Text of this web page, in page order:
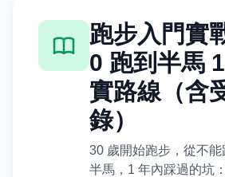
跑步入門實
0 跑到半馬
實路線（含
錄）
30 歲開始跑步，從不
半馬，1 年內踩過的坑